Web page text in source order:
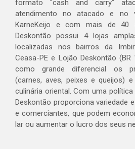
formato “cash and carry”
atendimento no atacado e no
KarneKeijo e com mais de 40
Deskontão possui 4 lojas
localizadas nos bairros da
Ceasa-PE e Lojão Deskontão (BR
como grande diferencial os
(carnes, aves, peixes e queijos)
culinária oriental. Com uma
Deskontão proporciona variedade
e comerciantes, que podem
lar ou aumentar o lucro dos seus